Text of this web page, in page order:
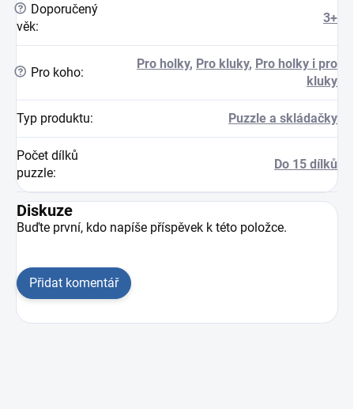
?
Doporučený
věk:
3+
? Pro koho:
Pro holky, Pro kluky, Pro holky i pro
kluky
Typ produktu: Puzzle a skládačky
Počet dílků
puzzle:
Do 15 dílků
Diskuze
Buďte první, kdo napíše příspěvek k této položce.
Přidat komentář